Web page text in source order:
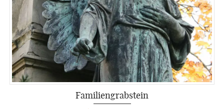
Familiengrabstein